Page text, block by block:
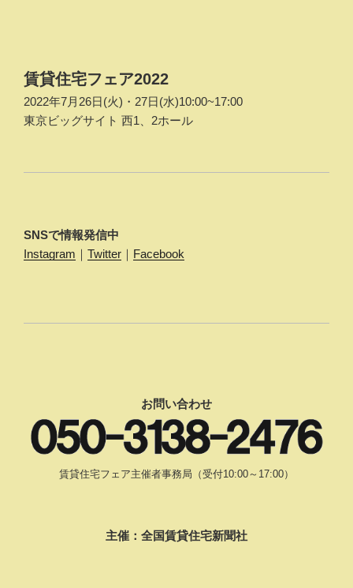
ー
シ
ョ
賃貸住宅フェア2022
2022年7月26日(火)・27日(水)10:00~17:00
東京ビッグサイト 西1、2ホール
SNSで情報発信中
Instagram ｜ Twitter ｜ Facebook
お問い合わせ
賃貸住宅フェア主催者事務局（受付10:00～17:00）
主催：全国賃貸住宅新聞社